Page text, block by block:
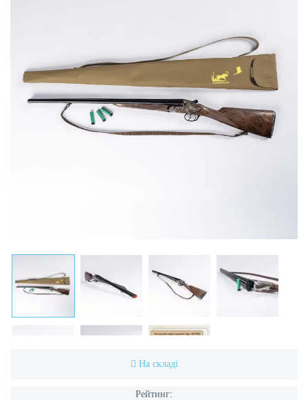
На складі
Рейтинг: